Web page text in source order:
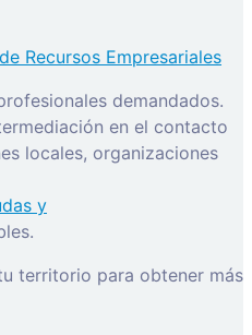
Recursos Empresariales
demandados.
en el contacto
locales, organizaciones
y
territorio para obtener más